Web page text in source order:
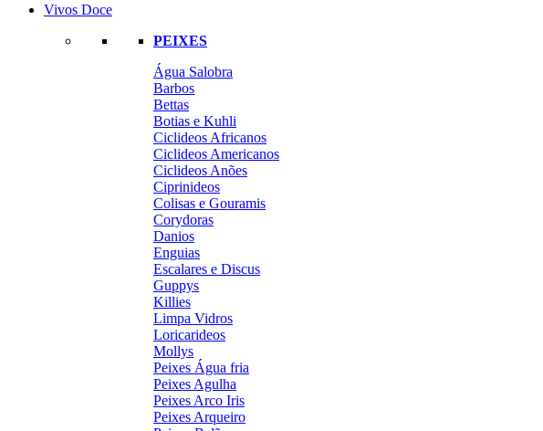
Vivos Doce
PEIXES
Água Salobra
Barbos
Bettas
Botias e Kuhli
Ciclideos Africanos
Ciclideos Americanos
Ciclideos Anões
Ciprinideos
Colisas e Gouramis
Corydoras
Danios
Enguias
Escalares e Discus
Guppys
Killies
Limpa Vidros
Loricarideos
Mollys
Peixes Água fria
Peixes Agulha
Peixes Arco Iris
Peixes Arqueiro